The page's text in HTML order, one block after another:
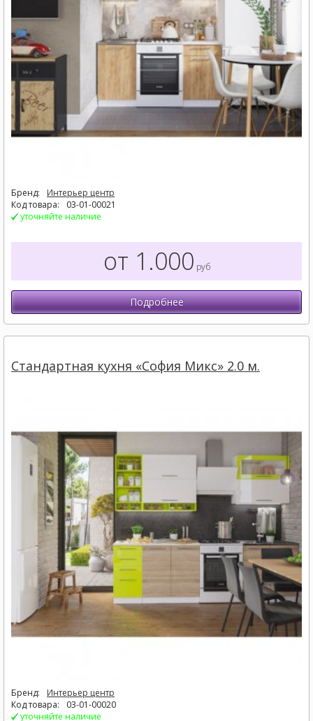
Бренд:
Интерьер центр
Код товара:
03-01-00021
уточняйте наличие
от 1.000 руб
Подробнее
Стандартная кухня «София Микс» 2.0 м.
Бренд:
Интерьер центр
Код товара:
03-01-00020
уточняйте наличие